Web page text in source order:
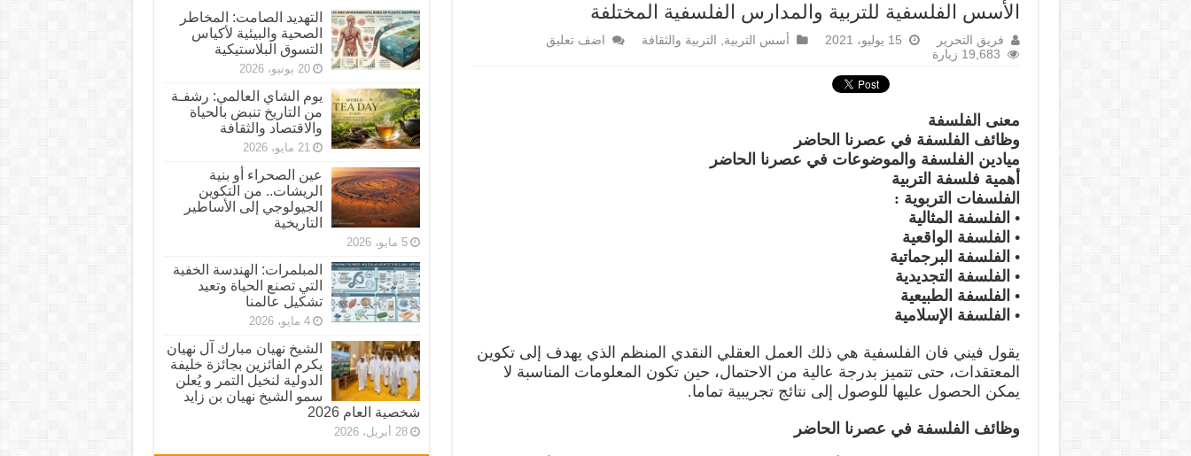
الأسس الفلسفية للتربية والمدارس الفلسفية المختلفة
فريق التحرير 15 يوليو، 2021 أسس التربية, التربية والثقافة
اضف تعليق
19,683 زيارة
معنى الفلسفة
وظائف الفلسفة في عصرنا الحاضر
ميادين الفلسفة والموضوعات في عصرنا الحاضر
أهمية فلسفة التربية
الفلسفات التربوية :
• الفلسفة المثالية
• الفلسفة الواقعية
• الفلسفة البرجماتية
• الفلسفة التجديدية
• الفلسفة الطبيعية
• الفلسفة الإسلامية
يقول فيني فان الفلسفية هي ذلك العمل العقلي النقدي المنظم الذي يهدف إلى تكوين
المعتقدات، حتى تتميز بدرجة عالية من الاحتمال، حين تكون المعلومات المناسبة لا
يمكن الحصول عليها للوصول إلى نتائج تجريبية تماما.
وظائف الفلسفة في عصرنا الحاضر
التهديد الصامت: المخاطر
الصحية والبيئية لأكياس
التسوق البلاستيكية
20 يونيو، 2026
يوم الشاي العالمي: رشفـة
من التاريخ تنبض بالحياة
والاقتصاد والثقافة
21 مايو، 2026
عين الصحراء أو بنية
الريشات.. من التكوين
الجيولوجي إلى الأساطير
التاريخية
5 مايو، 2026
المبلمرات: الهندسة الخفية
التي تصنع الحياة وتعيد
تشكيل عالمنا
4 مايو، 2026
الشيخ نهيان مبارك آل نهيان
يكرم الفائزين بجائزة خليفة
الدولية لنخيل التمر و يُعلن
سمو الشيخ نهيان بن زايد
شخصية العام 2026
28 أبريل، 2026